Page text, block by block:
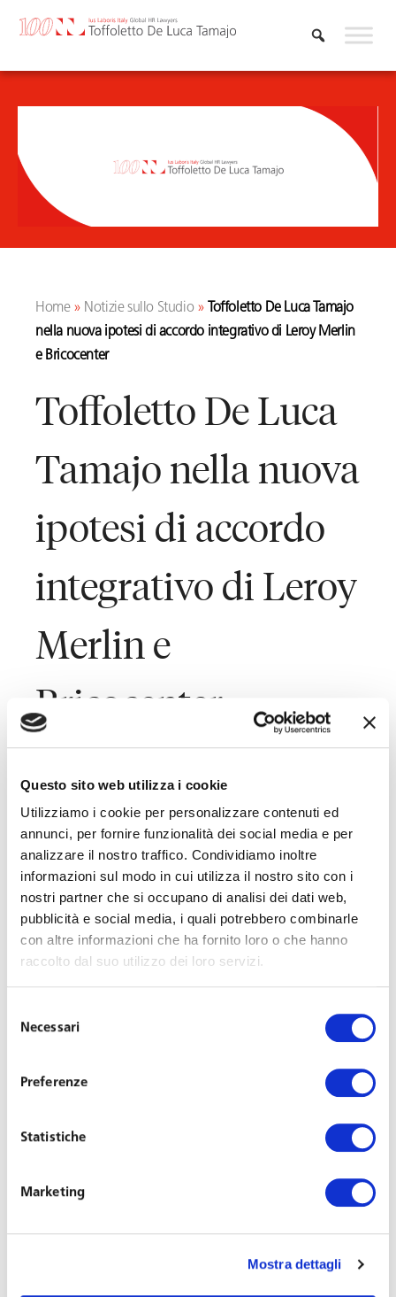
Questo sito web utilizza i cookie
Utilizziamo i cookie per personalizzare contenuti ed
annunci, per fornire funzionalità dei social media e per
analizzare il nostro traffico. Condividiamo inoltre
informazioni sul modo in cui utilizza il nostro sito con i
nostri partner che si occupano di analisi dei dati web,
pubblicità e social media, i quali potrebbero combinarle
con altre informazioni che ha fornito loro o che hanno
raccolto dal suo utilizzo dei loro servizi.
delNecessari
Preferenze
Statistiche
Marketing
Mostra dettagli
Home» Notizie sullo Studio»
Toffoletto De Luca Tamajo
nella nuova ipotesi di accordo integrativo di Leroy Merlin
e Bricocenter
Toffoletto De Luca
Tamajo nella nuova
ipotesi di accordo
integrativo di Leroy
Merlin e
Bricocenter
UILTuCS l’ipotesi di accordo integrativo aziendale che
riguarda complessivamente circa 10.000 collaboratrici e
Lo studio Toffoletto De Luca Tamajo, con il partner
Massimo Dramis, ha assistito le Società nelle attività di
negoziazione con le organizzazioni sindacali e nella
novità sia sotto il profilo economico – con un
aggiornamento del meccanismo di calcolo della parte
variabile della retribuzione, il premio di progresso – sia
dal punto di vista normativo, con un rafforzamento delle
permesso per l’assistenza ai figli, per le visite mediche e